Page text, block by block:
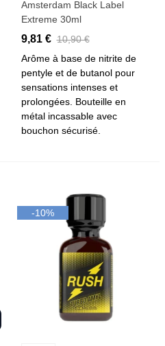
Amsterdam Black Label
Extreme 30ml
9,81 € 10,90 €
Arôme à base de nitrite de
pentyle et de butanol pour
sensations intenses et
prolongées. Bouteille en
métal incassable avec
bouchon sécurisé.
-10%